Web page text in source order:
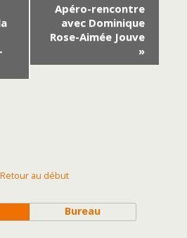
Apéro-rencontre
avec Dominique
Rose-Aimée Jouve
»
Retour au début
Bureau